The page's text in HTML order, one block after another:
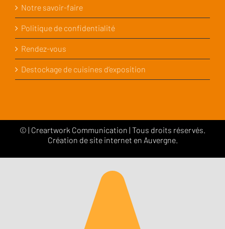
Notre savoir-faire
Politique de confidentialité
Rendez-vous
Destockage de cuisines d’exposition
© | Creartwork Communication | Tous droits réservés.
Création de site internet en Auvergne.